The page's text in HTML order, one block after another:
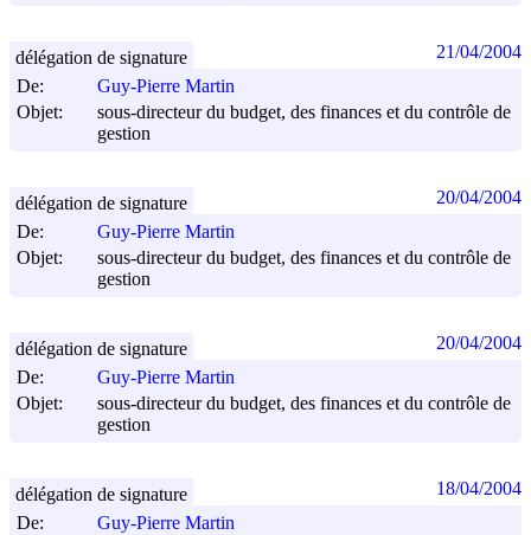
De:
Guy-Pierre Martin
Objet:
sous-directeur du budget, des finances et du contrôle de
gestion
délégation de signature 21/04/2004
De:
Guy-Pierre Martin
Objet:
sous-directeur du budget, des finances et du contrôle de
gestion
délégation de signature 20/04/2004
De:
Guy-Pierre Martin
Objet:
sous-directeur du budget, des finances et du contrôle de
gestion
délégation de signature 20/04/2004
De:
Guy-Pierre Martin
délégation de signature 18/04/2004